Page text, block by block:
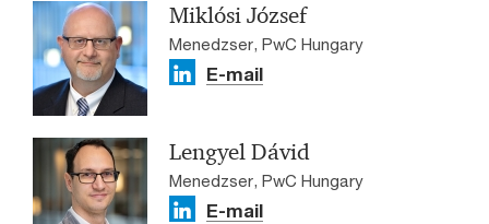
Miklósi József
Menedzser, PwC Hungary
E-mail
Lengyel Dávid
Menedzser, PwC Hungary
E-mail